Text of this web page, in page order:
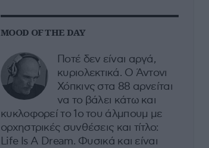
MOOD OF THE DAY
Ποτέ δεν είναι αργά,
κυριολεκτικά. Ο Άντονι
Χόπκινς στα 88 αρνείται
να το βάλει κάτω και
κυκλοφορεί το 1ο του άλμπουμ με
ορχηστρικές συνθέσεις και τίτλο:
Life Is A Dream. Φυσικά και είναι